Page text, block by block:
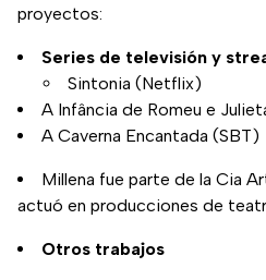
proyectos:
Series de televisión y
Sintonia (Netflix)
A Infância de Romeu e
A Caverna Encantada (SBT)
Millena fue parte de la Cia
actuó en producciones de
Otros trabajos